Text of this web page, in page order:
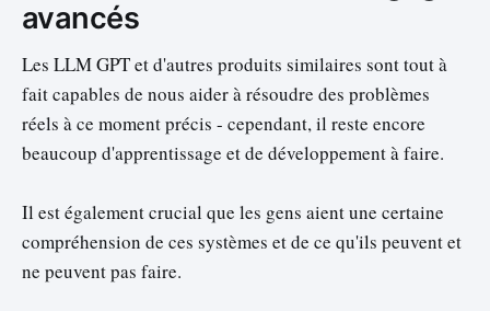
avancés
Les LLM GPT et d'autres produits similaires sont tout à
fait capables de nous aider à résoudre des problèmes
réels à ce moment précis - cependant, il reste encore
beaucoup d'apprentissage et de développement à faire.
Il est également crucial que les gens aient une certaine
compréhension de ces systèmes et de ce qu'ils peuvent et
ne peuvent pas faire.